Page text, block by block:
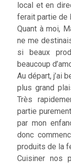
local et en
ferait partie de
Quant à moi,
ne me
si beaux
beaucoup
Au départ, j’ai
plus grand
Très
partie
par mon
donc
produits de la
Cuisiner nos